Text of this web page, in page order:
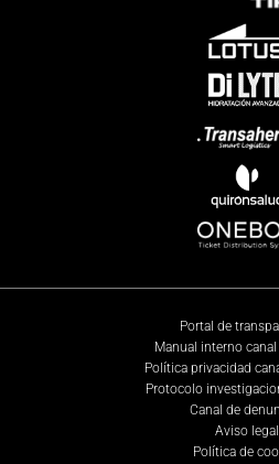
Portal de
Manual interno
Política privacidad
Protocolo
Canal de
Aviso legal
Política de